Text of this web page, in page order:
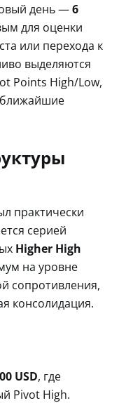
день —6
для оценки
или перехода к
выделяются
Points High/Low,
ближайшие
практически
серией
Higher High
на уровне
сопротивления,
консолидация.
USD, где
Pivot High.